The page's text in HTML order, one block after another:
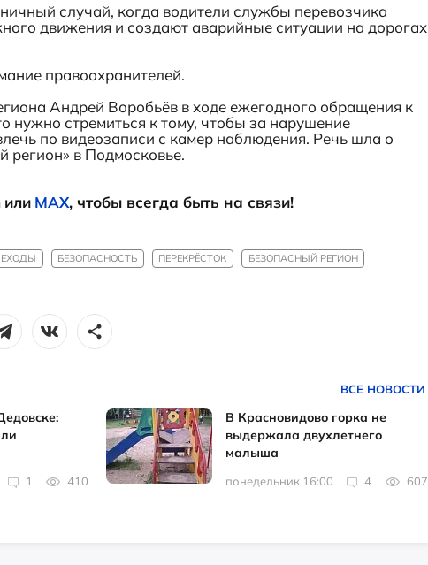
случай, когда водители службы перевозчика
движения и создают аварийные ситуации на дорогах
правоохранителей.
Андрей Воробьёв в ходе ежегодного обращения к
нужно стремиться к тому, чтобы за нарушение
по видеозаписи с камер наблюдения. Речь шла о
регион» в Подмосковье.
или MAX, чтобы всегда быть на связи!
БЕЗОПАСНОСТЬ ПЕРЕКРЁСТОК
БЕЗОПАСНЫЙ РЕГИОН
ВСЕ НОВОСТИ
1 410
В Красновидово горка не
выдержала двухлетнего
малыша
понедельник 16:00 4 607